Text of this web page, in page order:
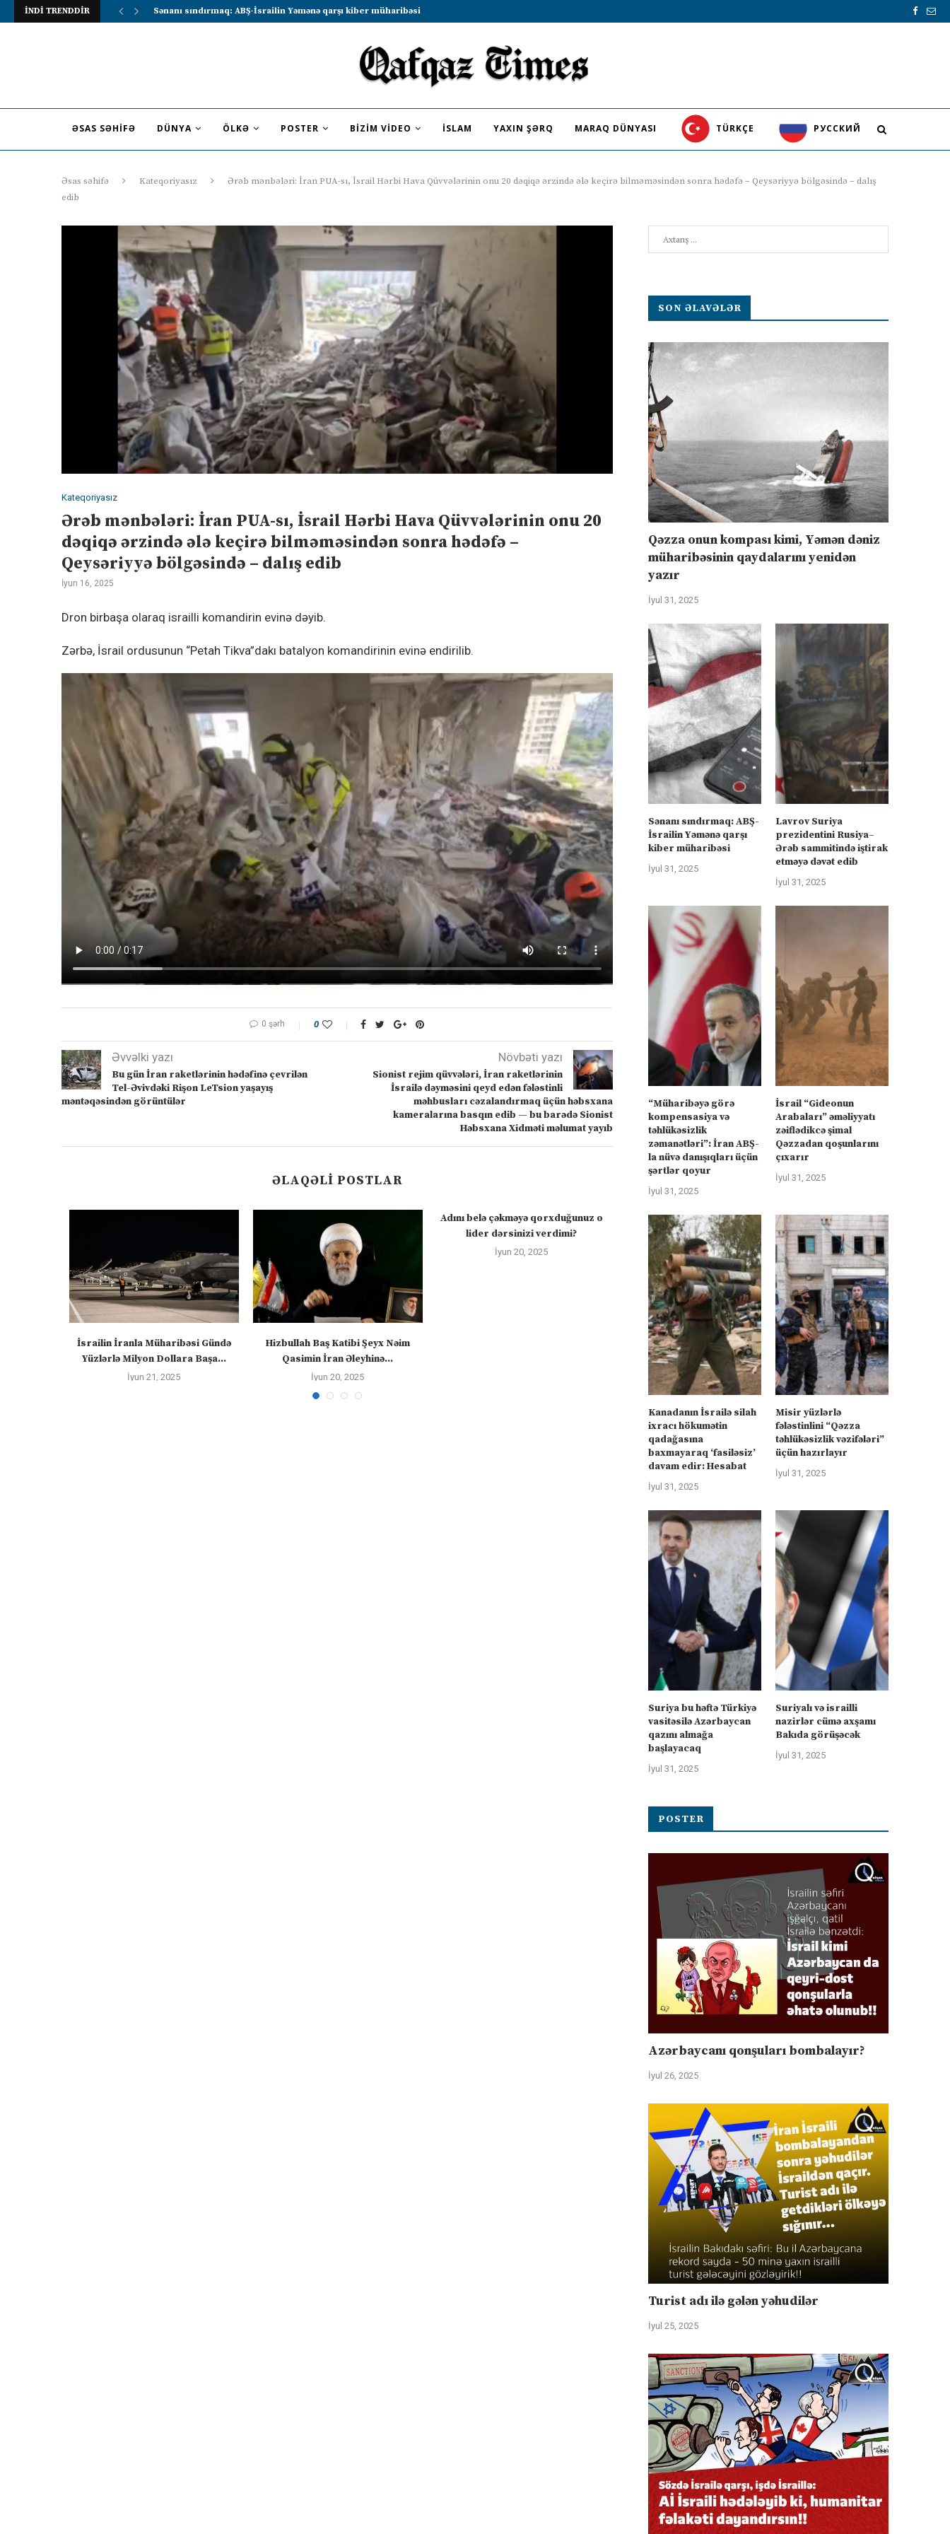
İNDİ TRENDDİR Lavrov Suriya prezidentini Rusiya–Ərəb sammitində iştirak etməyə dəvət...
ƏSAS SƏHIFƏ DÜNYA ÖLKƏ POSTER BIZIM VIDEO İSLAM YAXIN ŞƏRQ MARAQ DÜNYASI TÜRKÇE PУССКИЙ
Əsas səhifə Kateqoriyasız
Ərəb mənbələri: İran PUA-sı, İsrail Hərbi Hava Qüvvələrinin onu 20 dəqiqə ərzində ələ keçirə bilməməsindən sonra hədəfə – Qeysəriyyə bölgəsində – dalış
edib
Kateqoriyasız
Ərəb mənbələri: İran PUA-sı, İsrail Hərbi Hava Qüvvələrinin onu 20
dəqiqə ərzində ələ keçirə bilməməsindən sonra hədəfə –
Qeysəriyyə bölgəsində – dalış edib
İyun 16, 2025
Dron birbaşa olaraq israilli komandirin evinə dəyib.
Zərbə, İsrail ordusunun “Petah Tikva”dakı batalyon komandirinin evinə endirilib.
0 şərh 0
Əvvəlki yazı
Bu gün İran raketlərinin hədəfinə çevrilən
Tel-Əvivdəki Rişon LeTsion yaşayış
məntəqəsindən görüntülər
Növbəti yazı
Sionist rejim qüvvələri, İran raketlərinin
İsrailə dəyməsini qeyd edən fələstinli
məhbusları cəzalandırmaq üçün həbsxana
kameralarına basqın edib — bu barədə Sionist
Həbsxana Xidməti məlumat yayıb
ƏLAQƏLI POSTLAR
İsrailin İranla Müharibəsi Gündə
Yüzlərlə Milyon Dollara Başa...
İyun 21, 2025
Hizbullah Baş Katibi Şeyx Nəim
Qasimin İran Əleyhinə...
İyun 20, 2025
Adını belə çəkməyə qorxduğunuz o
lider dərsinizi verdimi?
İyun 20, 2025
İran raketi Likud üzvü və keçmiş
Ətraf Mühit...
İyun 19, 2025
İranın ağır raket
sonra işğal altındakı
İyun 16, 2025
SON ƏLAVƏLƏR
Qəzza onun kompası kimi, Yəmən dəniz
müharibəsinin qaydalarını yenidən
yazır
İyul 31, 2025
Sənanı sındırmaq: ABŞ-
İsrailin Yəmənə qarşı
kiber müharibəsi
İyul 31, 2025
Lavrov Suriya
prezidentini Rusiya–
Ərəb sammitində iştirak
etməyə dəvət edib
İyul 31, 2025
“Müharibəyə görə
kompensasiya və
təhlükəsizlik
zəmanətləri”: İran ABŞ-
la nüvə danışıqları üçün
şərtlər qoyur
İyul 31, 2025
İsrail “Gideonun
Arabaları” əməliyyatı
zəiflədikcə şimal
Qəzzadan qoşunlarını
çıxarır
İyul 31, 2025
Kanadanın İsrailə silah
ixracı hökumətin
qadağasına
baxmayaraq ‘fasiləsiz’
davam edir: Hesabat
İyul 31, 2025
Misir yüzlərlə
fələstinlini “Qəzza
təhlükəsizlik vəzifələri”
üçün hazırlayır
İyul 31, 2025
Suriya bu həftə Türkiyə
vasitəsilə Azərbaycan
qazını almağa
başlayacaq
İyul 31, 2025
Suriyalı və israilli
nazirlər cümə axşamı
Bakıda görüşəcək
İyul 31, 2025
POSTER
Azərbaycanı qonşuları bombalayır?
İyul 26, 2025
Turist adı ilə gələn yəhudilər
İyul 25, 2025